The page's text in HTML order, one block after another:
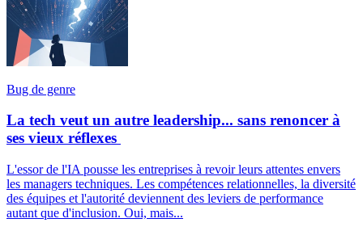
Bug de genre
La tech veut un autre leadership... sans renoncer à
ses vieux réflexes
L'essor de l'IA pousse les entreprises à revoir leurs attentes envers
les managers techniques. Les compétences relationnelles, la diversité
des équipes et l'autorité deviennent des leviers de performance
autant que d'inclusion. Oui, mais...